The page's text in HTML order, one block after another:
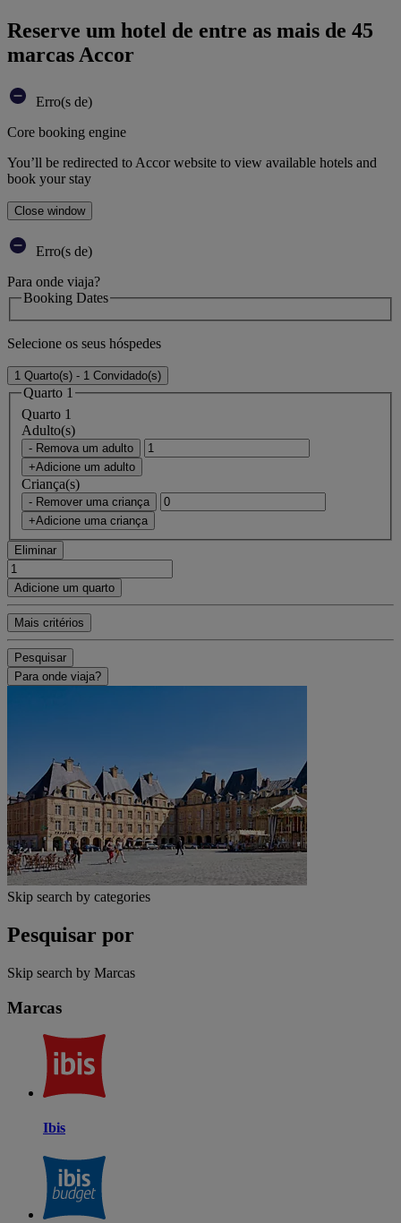
Reserve um hotel de entre as mais de 45
marcas Accor
Erro(s de)
Core booking engine
You’ll be redirected to Accor website to view available hotels and
book your stay
Close window
Erro(s de)
Para onde viaja?
Booking Dates
Selecione os seus hóspedes
1 Quarto(s) - 1 Convidado(s)
Quarto 1
Quarto 1
Adulto(s)
- Remova um adulto
+Adicione um adulto
Criança(s)
- Remover uma criança
+Adicione uma criança
Eliminar
Adicione um quarto
Mais critérios
Pesquisar
Para onde viaja?
Skip search by categories
Pesquisar por
Skip search by Marcas
Marcas
Ibis